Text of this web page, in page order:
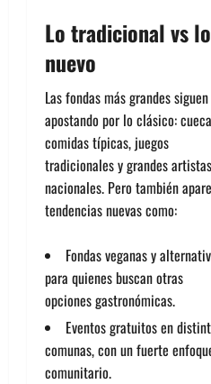
Lo tradicional vs lo
nuevo
Las fondas más grandes siguen
apostando por lo clásico:
comidas típicas, juegos
tradicionales y grandes artistas
nacionales. Pero también
tendencias nuevas como:
Fondas veganas y
para quienes buscan otras
opciones gastronómicas.
Eventos gratuitos en
comunas, con un fuerte
comunitario.